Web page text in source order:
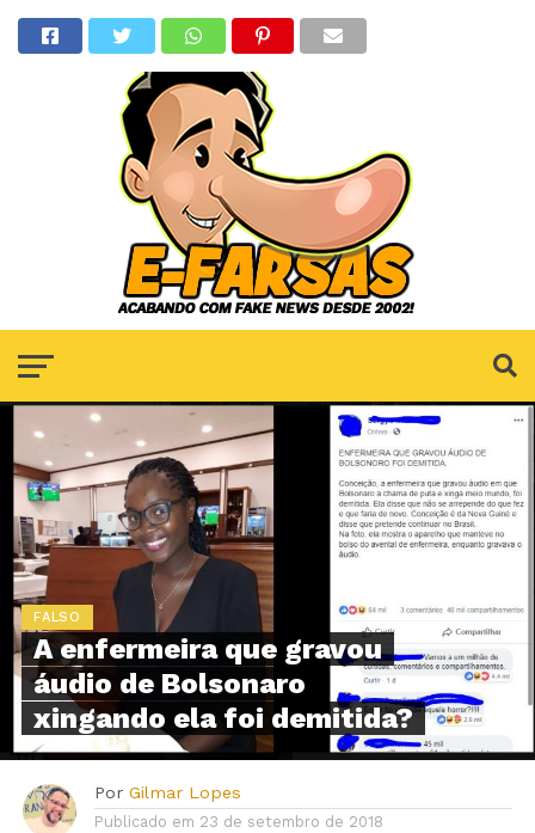
FALSO
A enfermeira que gravou
áudio de Bolsonaro
xingando ela foi demitida?
Por Gilmar Lopes
Publicado em 23 de setembro de 2018